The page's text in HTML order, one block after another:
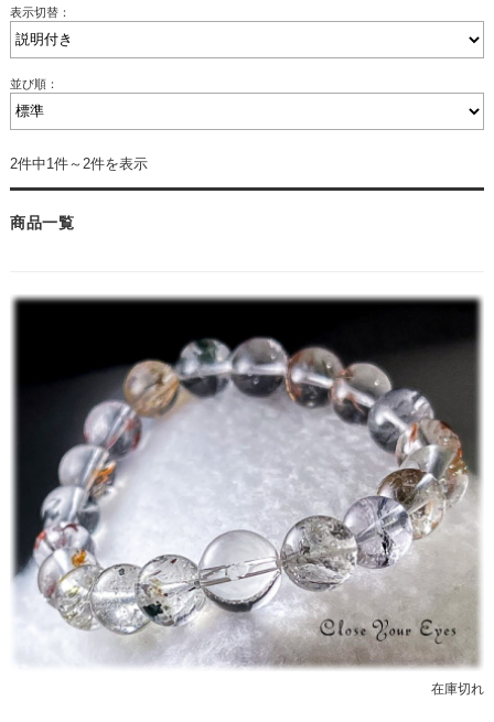
表示切替：
並び順：
2件中1件～2件を表示
商品一覧
在庫切れ